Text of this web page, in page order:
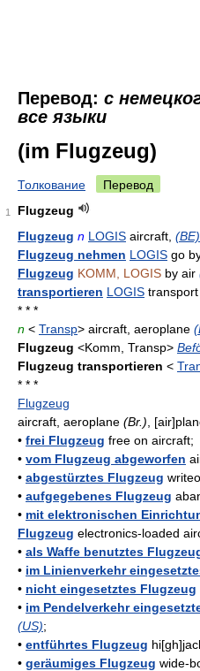
Перевод: с
все языки
(im Flugzeug)
Толкование Перевод
1
Flugzeug
Flugzeug n LOGIS aircraft, (BE)
Flugzeug nehmen LOGIS go
Flugzeug KOMM, LOGIS by air
transportieren LOGIS
* * *
n < Transp> aircraft, aeroplane
Flugzeug <Komm, Transp>
Flugzeug transportieren <
* * *
Flugzeug
aircraft, aeroplane (Br.) ,
• frei Flugzeug free on aircraft;
• vom Flugzeug abgeworfen
• abgestürztes Flugzeug
• aufgegebenes Flugzeug
• mit elektronischen
Flugzeug electronics-loaded
• als Waffe benutztes
• im Linienverkehr
• nicht eingesetztes Flugzeug
• im Pendelverkehr
(US);
• entführtes Flugzeug
• geräumiges Flugzeug wide-